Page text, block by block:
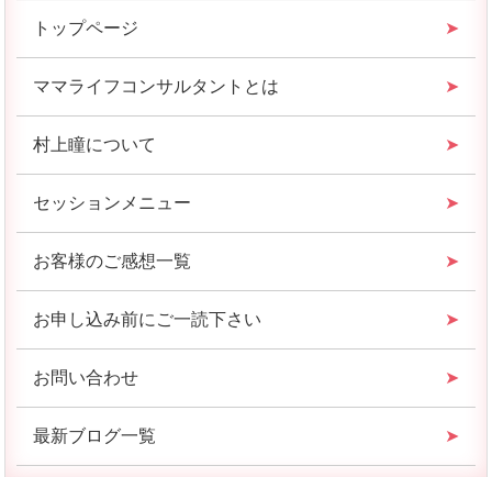
トップページ
ママライフコンサルタントとは
村上瞳について
セッションメニュー
お客様のご感想一覧
お申し込み前にご一読下さい
お問い合わせ
最新ブログ一覧